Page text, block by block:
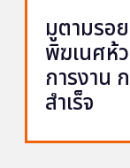
มูตามรอ
พิฆเนศห้
การงาน
สำเร็จ